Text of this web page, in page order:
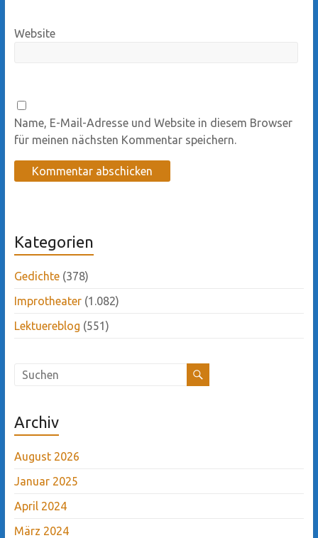
Website
Name, E-Mail-Adresse und Website in diesem Browser
für meinen nächsten Kommentar speichern.
Kategorien
Gedichte(378)
Improtheater(1.082)
Lektuereblog (551)
Archiv
August 2026
Januar 2025
April 2024
März 2024